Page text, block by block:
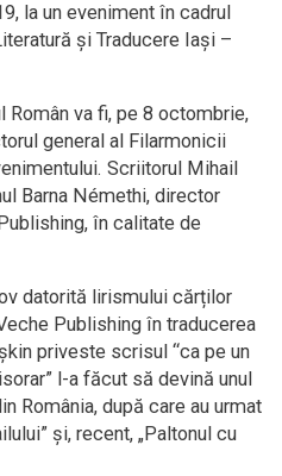
la un eveniment în cadrul
și Traducere Iași –
va fi, pe 8 octombrie,
general al Filarmonicii
Scriitorul Mihail
Barna Némethi, director
în calitate de
datorită lirismului cărților
Publishing în traducerea
priveste scrisul “ca pe un
l-a făcut să devină unul
România, după care au urmat
și, recent, „Paltonul cu